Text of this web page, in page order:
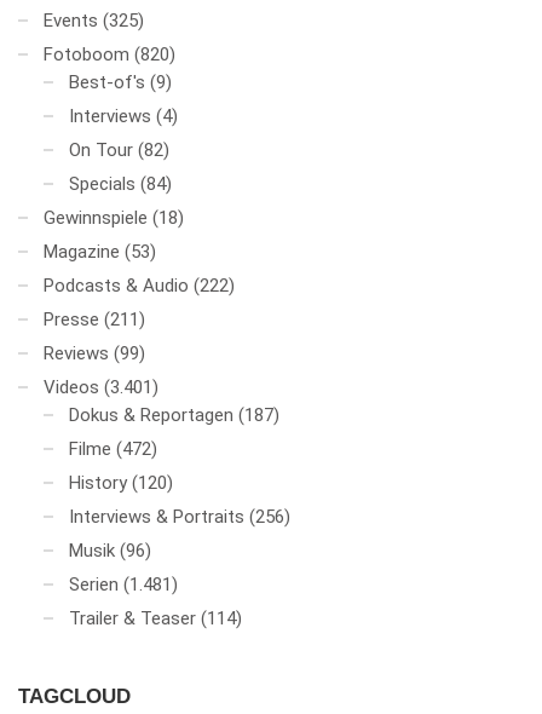
Events (325)
Fotoboom (820)
Best-of's (9)
Interviews (4)
On Tour (82)
Specials (84)
Gewinnspiele (18)
Magazine (53)
Podcasts & Audio (222)
Presse (211)
Reviews (99)
Videos (3.401)
Dokus & Reportagen (187)
Filme (472)
History (120)
Interviews & Portraits (256)
Musik (96)
Serien (1.481)
Trailer & Teaser (114)
TAGCLOUD